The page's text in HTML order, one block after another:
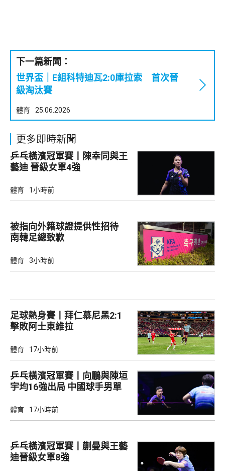
下一篇新聞：
世界盃｜E組科特迪瓦2:0庫拉索 首次晉
級淘汰賽
體育 25.06.2026
更多即時新聞
乒乓橫濱冠軍賽丨陳幸同與王
藝迪 晉級女單4強
體育 1小時前
被指向外籍球證提供性招待
南韓足總致歉
體育 3小時前
足球熱身賽丨拜仁慕尼黑2:1
擊敗阿士東維拉
體育 17小時前
乒乓橫濱冠軍賽丨向鵬與陳垣
宇均16強出局 中國球手男單
體育 17小時前
乒乓橫濱冠軍賽丨蒯曼與王藝
迪晉級女單8強